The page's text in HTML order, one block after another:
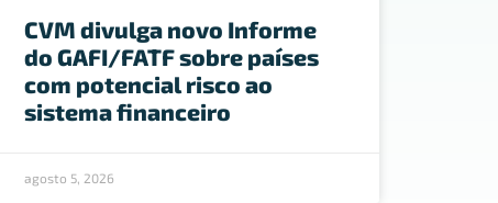
CVM divulga novo Informe
do GAFI/FATF sobre países
com potencial risco ao
sistema financeiro
agosto 5, 2026